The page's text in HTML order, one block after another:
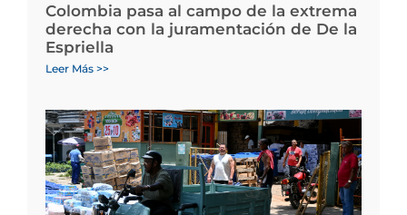
Colombia pasa al campo de la extrema
derecha con la juramentación de De la
Espriella
Leer Más >>